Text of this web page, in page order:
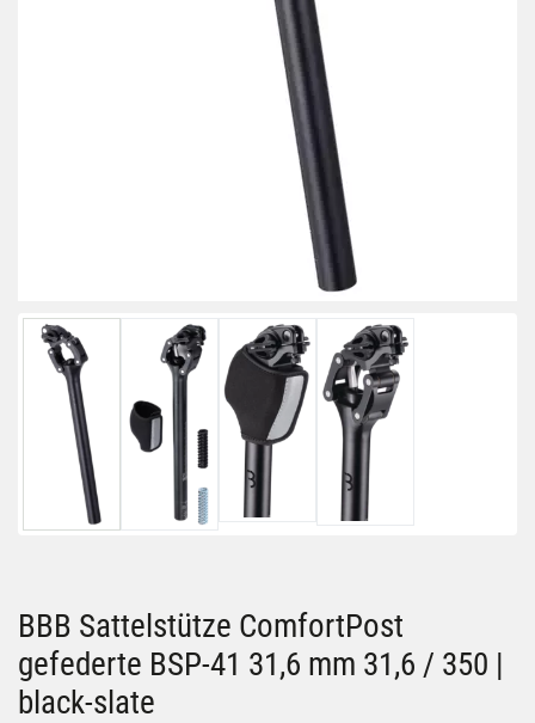
BBB Sattelstütze ComfortPost
gefederte BSP-41 31,6 mm 31,6 / 350 |
black-slate